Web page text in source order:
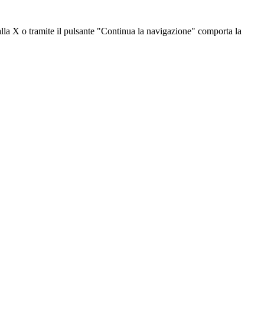
X o tramite il pulsante "Continua la navigazione" comporta la